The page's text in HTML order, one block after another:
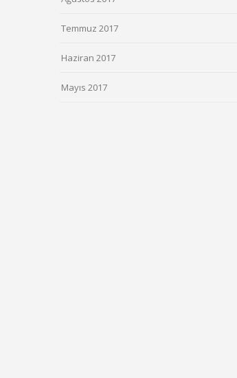
Temmuz 2017
Haziran 2017
Mayıs 2017